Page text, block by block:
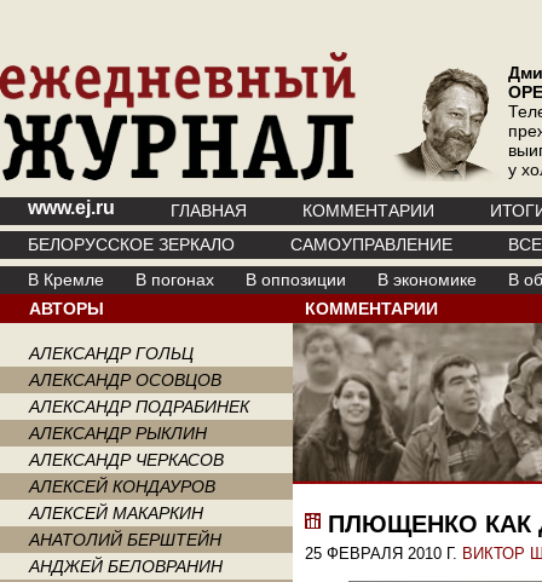
у
www.ej.ru ГЛАВНАЯ КОММЕНТАРИИ
БЕЛОРУССКОЕ ЗЕРКАЛО
САМОУПРАВЛЕНИЕ
В Кремле
В погонах В оппозиции В экономике
В
АВТОРЫ
АЛЕКСАНДР ГОЛЬЦ
АЛЕКСАНДР ОСОВЦОВ
АЛЕКСАНДР ПОДРАБИНЕК
АЛЕКСАНДР РЫКЛИН
АЛЕКСАНДР ЧЕРКАСОВ
АЛЕКСЕЙ КОНДАУРОВ
АЛЕКСЕЙ МАКАРКИН
АНАТОЛИЙ БЕРШТЕЙН
АНДЖЕЙ БЕЛОВРАНИН
КОММЕНТАРИИ
ПЛЮЩЕНКО КАК
25 ФЕВРАЛЯ 2010 Г. ВИКТОР